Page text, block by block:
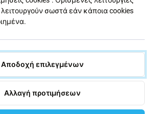
σωστά εάν κάποια cookies
Αποδοχή επιλεγμένων
Αλλαγή προτιμήσεων